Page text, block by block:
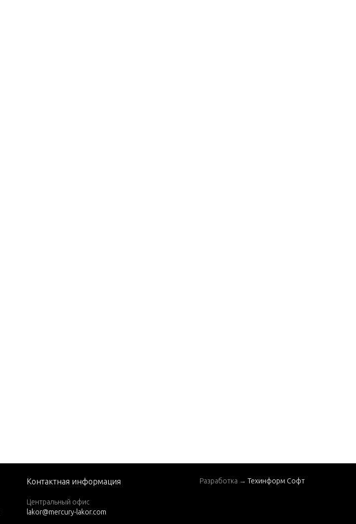
Контактная информация
Центральный офис
lakor@mercury-lakor.com
Разработка → Техинформ Софт